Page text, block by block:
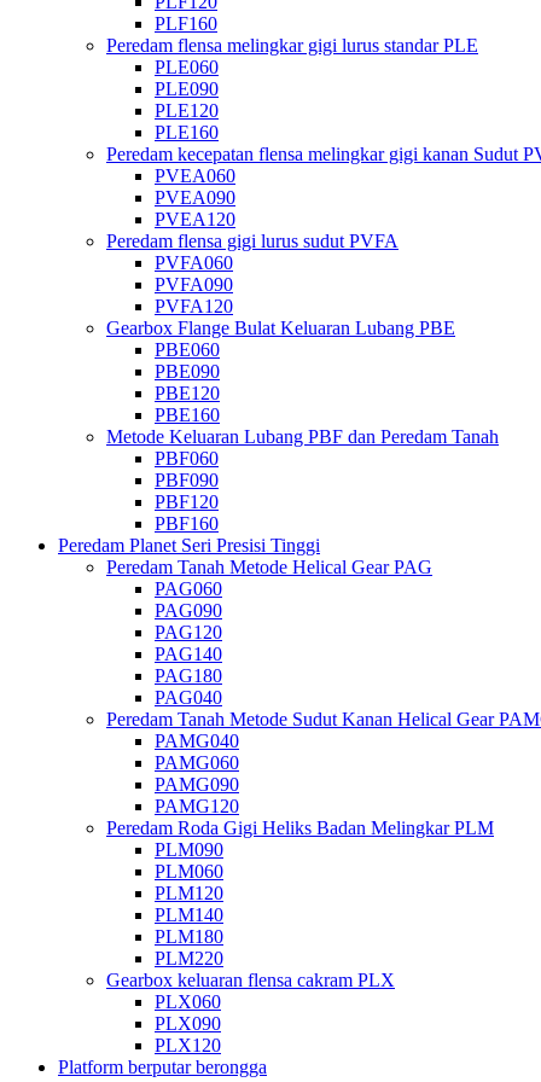
PLF160
Peredam flensa melingkar gigi lurus standar PLE
PLE060
PLE090
PLE120
PLE160
Peredam kecepatan flensa melingkar gigi kanan Sudut
PVEA060
PVEA090
PVEA120
Peredam flensa gigi lurus sudut PVFA
PVFA060
PVFA090
PVFA120
Gearbox Flange Bulat Keluaran Lubang PBE
PBE060
PBE090
PBE120
PBE160
Metode Keluaran Lubang PBF dan Peredam Tanah
PBF060
PBF090
PBF120
PBF160
Peredam Planet Seri Presisi Tinggi
Peredam Tanah Metode Helical Gear PAG
PAG060
PAG090
PAG120
PAG140
PAG180
PAG040
Peredam Tanah Metode Sudut Kanan Helical Gear
PAMG040
PAMG060
PAMG090
PAMG120
Peredam Roda Gigi Heliks Badan Melingkar PLM
PLM090
PLM060
PLM120
PLM140
PLM180
PLM220
Gearbox keluaran flensa cakram PLX
PLX060
PLX090
PLX120
Platform berputar berongga